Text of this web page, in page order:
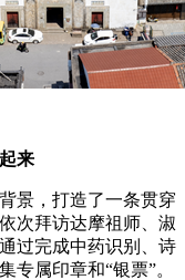
来
景，打造了一条贯穿
次拜访达摩祖师、淑
过完成中药识别、诗
专属印章和“银票”。